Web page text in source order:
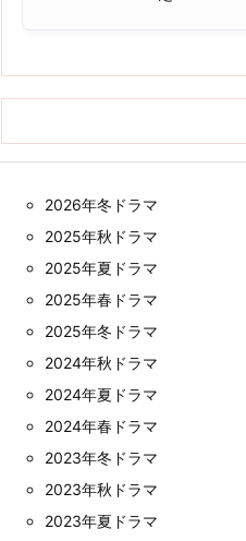
2026年冬ドラマ
2025年秋ドラマ
2025年夏ドラマ
2025年春ドラマ
2025年冬ドラマ
2024年秋ドラマ
2024年夏ドラマ
2024年春ドラマ
2023年冬ドラマ
2023年秋ドラマ
2023年夏ドラマ